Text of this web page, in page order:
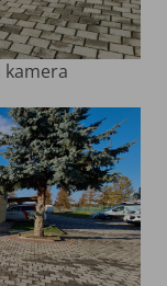
kamera